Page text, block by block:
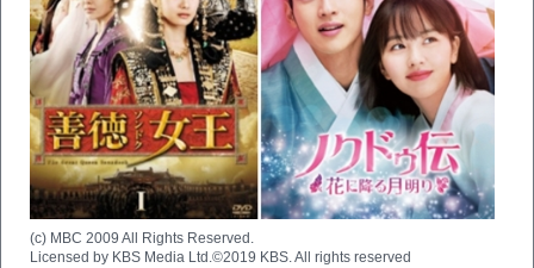
(c) MBC 2009 All Rights Reserved.
Licensed by KBS Media Ltd.©2019 KBS. All rights reserved